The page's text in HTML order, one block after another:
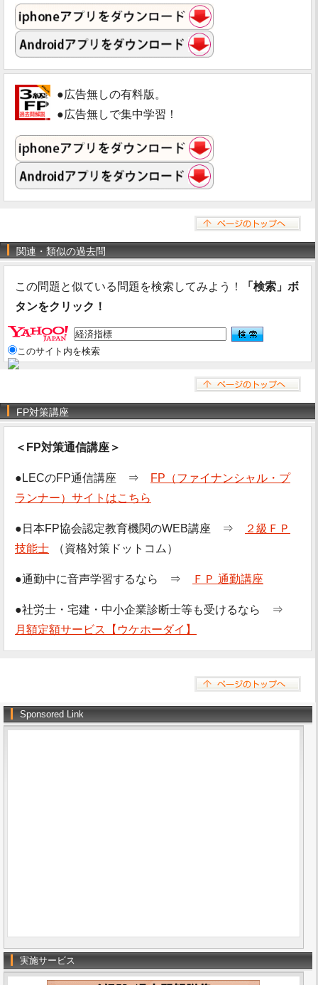
●広告無しの有料版。
●広告無しで集中学習！
関連・類似の過去問
この問題と似ている問題を検索してみよう！
「検索」ボ
タンをクリック！
このサイト内を検索
FP対策講座
＜FP対策通信講座＞
●LECのFP通信講座 ⇒
FP（ファイナンシャル・プ
ランナー）サイトはこちら
●日本FP協会認定教育機関のWEB講座 ⇒
２級ＦＰ
技能士
（資格対策ドットコム）
●通勤中に音声学習するなら ⇒ ＦＰ 通勤講座
●社労士・宅建・中小企業診断士等も受けるなら ⇒
月額定額サービス【ウケホーダイ】
Sponsored Link
実施サービス